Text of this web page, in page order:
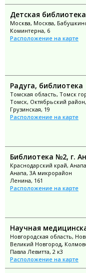
Детская
Москва, Москва,
Коминтерна, 6
Расположение на карте
Радуга, библиотека
Томская область, Томск
Томск, Октябрьский
Грузинская, 19
Расположение на карте
Библиотека №2, г.
Краснодарский край,
Анапа, 3А микрорайон
Ленина, 161
Расположение на карте
Научная
Новгородская область,
Великий Новгород,
Павла Левитта, 2 к3
Расположение на карте